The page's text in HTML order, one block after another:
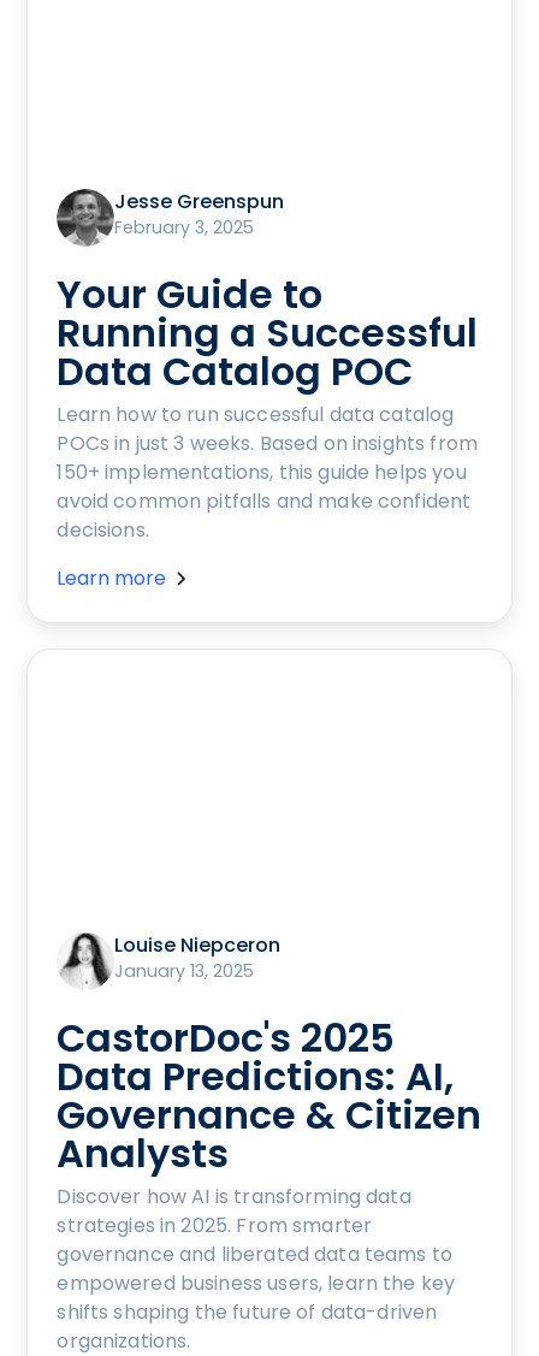
Jesse Greenspun
February 3, 2025
Your Guide to
Running a Successful
Data Catalog POC
Learn how to run successful data catalog
POCs in just 3 weeks. Based on insights from
150+ implementations, this guide helps you
avoid common pitfalls and make confident
decisions.
Learn more
Louise Niepceron
January 13, 2025
CastorDoc's 2025
Data Predictions: AI,
Governance & Citizen
Analysts
Discover how AI is transforming data
strategies in 2025. From smarter
governance and liberated data teams to
empowered business users, learn the key
shifts shaping the future of data-driven
organizations.